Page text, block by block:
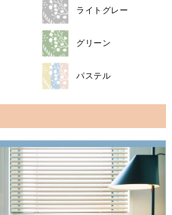
ライトグレー
グリーン
パステル